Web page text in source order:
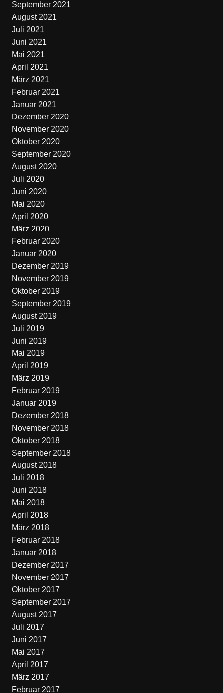
September 2021
August 2021
Juli 2021
Juni 2021
Mai 2021
April 2021
März 2021
Februar 2021
Januar 2021
Dezember 2020
November 2020
Oktober 2020
September 2020
August 2020
Juli 2020
Juni 2020
Mai 2020
April 2020
März 2020
Februar 2020
Januar 2020
Dezember 2019
November 2019
Oktober 2019
September 2019
August 2019
Juli 2019
Juni 2019
Mai 2019
April 2019
März 2019
Februar 2019
Januar 2019
Dezember 2018
November 2018
Oktober 2018
September 2018
August 2018
Juli 2018
Juni 2018
Mai 2018
April 2018
März 2018
Februar 2018
Januar 2018
Dezember 2017
November 2017
Oktober 2017
September 2017
August 2017
Juli 2017
Juni 2017
Mai 2017
April 2017
März 2017
Februar 2017